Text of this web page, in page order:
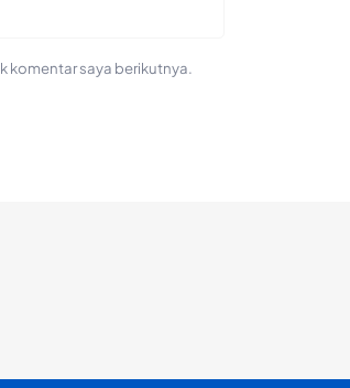
komentar saya berikutnya.